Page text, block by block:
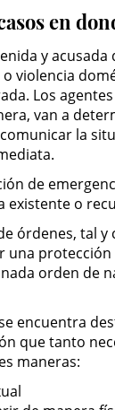
en
y
violencia
Los
van a
la
de
existente o
órdenes, tal
orden de
encuentra
que tanto
maneras: